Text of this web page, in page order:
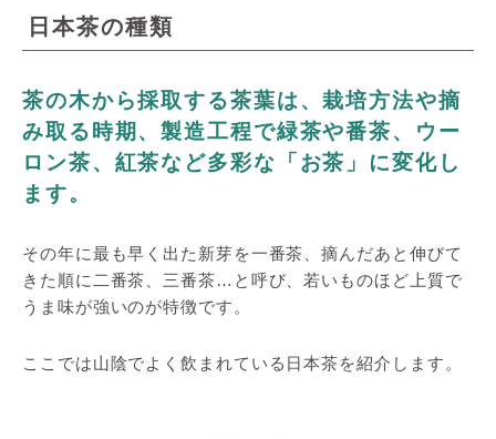
日本茶の種類
茶の木から採取する茶葉は、栽培方法や摘
み取る時期、製造工程で緑茶や番茶、ウー
ロン茶、紅茶など多彩な「お茶」に変化し
ます。
その年に最も早く出た新芽を一番茶、摘んだあと伸びて
きた順に二番茶、三番茶…と呼び、若いものほど上質で
うま味が強いのが特徴です。
ここでは山陰でよく飲まれている日本茶を紹介します。